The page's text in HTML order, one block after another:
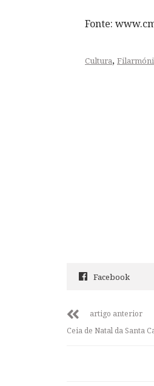
Fonte:
Cultura,
Facebook
artigo anterior
Ceia de Natal da Santa